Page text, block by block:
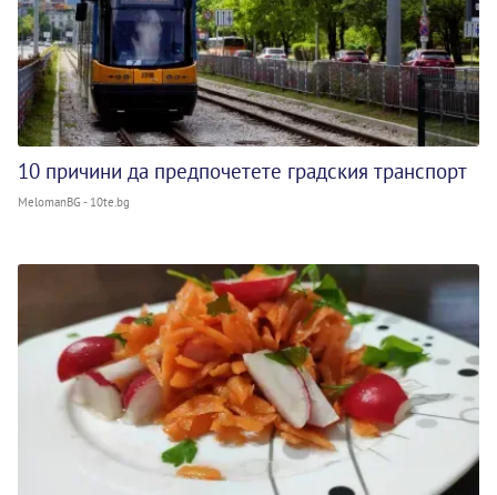
10 причини да предпочетете градския транспорт
MelomanBG - 10te.bg